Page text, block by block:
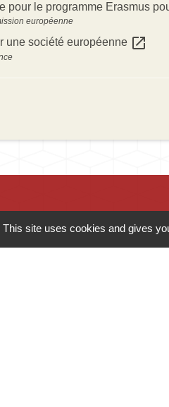
pour le programme Erasmus
européenne
une société européenne open_in_new
This site uses cookies and gives